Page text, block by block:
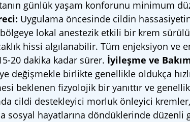
günlük yaşam konforunu minimum
Uygulama öncesinde cildin
lokal anestezik etkili bir krem
hissi algılanabilir. Tüm enjeksiyon ve
20 dakika kadar sürer. İyileşme ve
değişmekle birlikte genellikle oldukça
beklenen fizyolojik bir yanıttır ve
cildi destekleyici morluk önleyici
sosyal hayatlarına döndüklerinde